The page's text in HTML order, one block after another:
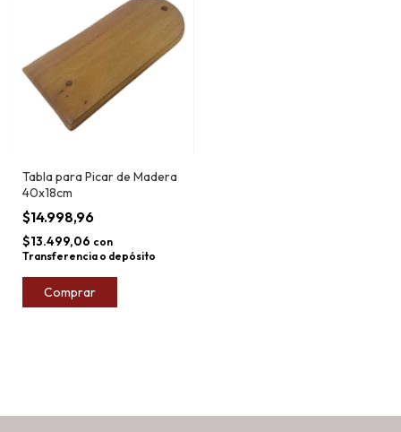
Tabla para Picar de Madera
40x18cm
$14.998,96
$13.499,06 con
Transferencia o depósito
Comprar